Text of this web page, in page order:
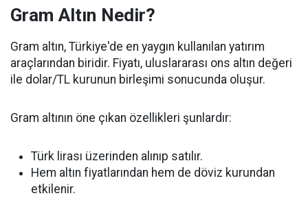
Gram Altın Nedir?
Gram altın, Türkiye'de en yaygın kullanılan yatırım
araçlarından biridir. Fiyatı, uluslararası ons altın değeri
ile dolar/TL kurunun birleşimi sonucunda oluşur.
Gram altının öne çıkan özellikleri şunlardır:
Türk lirası üzerinden alınıp satılır.
Hem altın fiyatlarından hem de döviz kurundan
etkilenir.